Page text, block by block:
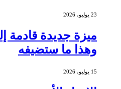
23 يوليو، 2026
ميزة جديدة قادمة
وهذا ما ستضيفه
15 يوليو، 2026